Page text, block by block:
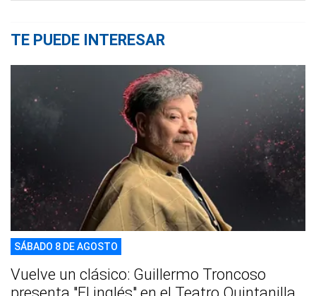
TE PUEDE INTERESAR
SÁBADO 8 DE AGOSTO
Vuelve un clásico: Guillermo Troncoso